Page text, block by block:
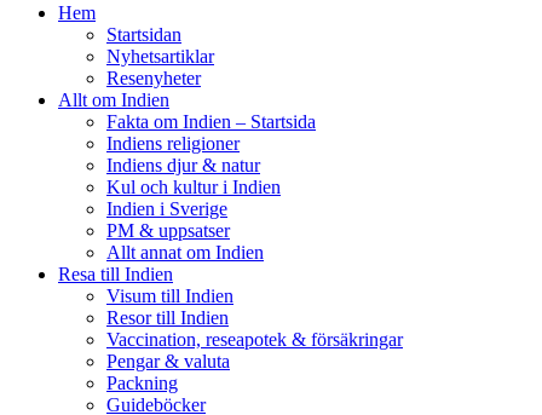
Hem
Startsidan
Nyhetsartiklar
Resenyheter
Allt om Indien
Fakta om Indien – Startsida
Indiens religioner
Indiens djur & natur
Kul och kultur i Indien
Indien i Sverige
PM & uppsatser
Allt annat om Indien
Resa till Indien
Visum till Indien
Resor till Indien
Vaccination, reseapotek & försäkringar
Pengar & valuta
Packning
Guideböcker